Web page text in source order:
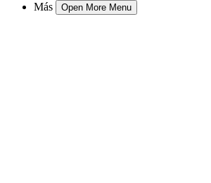
Más
Open More Menu